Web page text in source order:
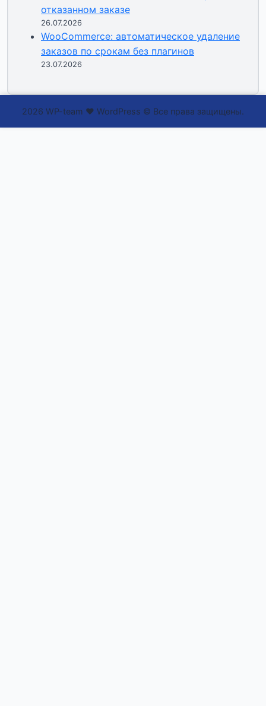
отказанном заказе
26.07.2026
WooCommerce: автоматическое удаление
заказов по срокам без плагинов
23.07.2026
2026 WP-team ❤ WordPress © Все права защищены.